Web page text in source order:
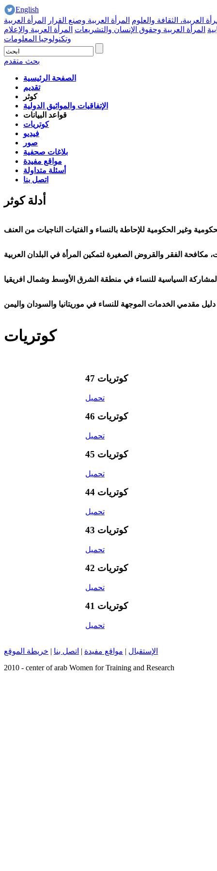
English
العربية، الثقافة والعلوم المرأة العربية وصنع القرار
المرأة العربية
المرأة العربية وحقوق الإنسان والتشريعات المرأة العربية والإعلام
وتكنولوجيا المعلومات
بحث متقدم
الصفحة الرئيسية
تقديم
كوثر
الإتفاقيات والمواثيق الدولية
قواعد البيانات
كوتريات
فيديو
صور
بلاغات صحفية
مواقع مفيدة
أسئلة متداولة
اتصل بنا
أدلة كوثر
وغير الحكومية للإحاطة بالنساء و الفتيات الناجيات من العنف
مكافحة الفقر والقروض الصغيرة لتمكين المرأة في البلدان العربية
السياسية للنساء في منطقة الشرق الأوسط وشمال افريقيا
دليل مقدمي الخدمات الموجهة للنساء في موريتانيا والسودان واليمن
كوتريات
كوتريات 47
تحميل
كوتريات 46
تحميل
كوتريات 45
تحميل
كوتريات 44
تحميل
كوتريات 43
تحميل
كوتريات 42
تحميل
كوتريات 41
تحميل
الإستقبال | مواقع مفيدة | اتصل بنا | خريطة الموقع
2010 - center of arab Women for Training and Research